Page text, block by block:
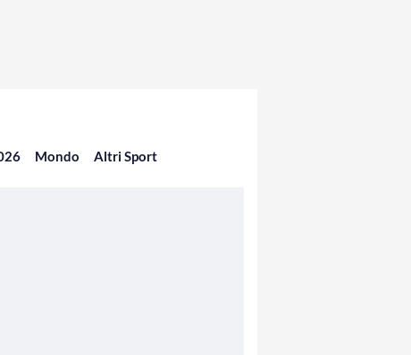
Mondo Altri Sport